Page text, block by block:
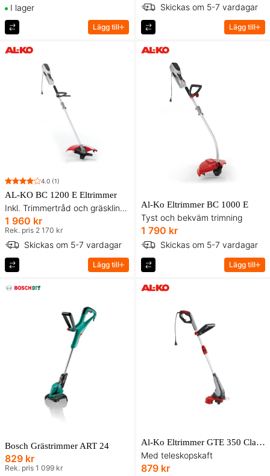
I lager
Lägg till
Skickas om 5-7 vardagar
Lägg till
4.0 (1)
AL-KO BC 1200 E Eltrimmer
Inkl. Trimmertråd och gräsklinga
1 960 kr
Rek. pris 2 170 kr
Skickas om 5-7 vardagar
Lägg till
Al-Ko Eltrimmer BC 1000 E
Tyst och bekväm trimning
1 790 kr
Skickas om 5-7 vardagar
Lägg till
Bosch Grästrimmer ART 24
829 kr
Rek. pris 1 099 kr
Al-Ko Eltrimmer GTE 350 Classic
Med teleskopskaft
879 kr